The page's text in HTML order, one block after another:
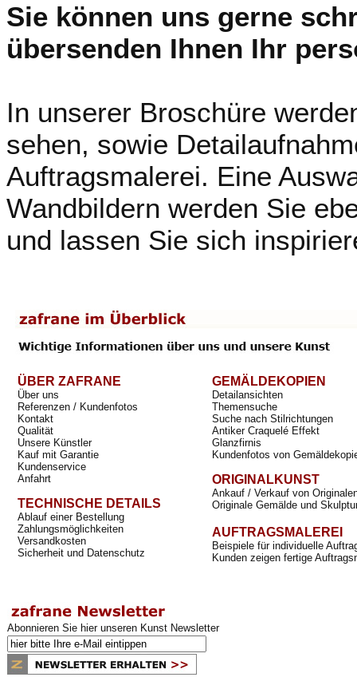
Sie können uns gerne
übersenden Ihnen Ihr
In unserer Broschüre
sehen, sowie
Auftragsmalerei. Eine
Wandbildern werden Sie
und lassen Sie sich
ÜBER ZAFRANE
Über uns
Referenzen / Kundenfotos
Kontakt
Qualität
Unsere Künstler
Kauf mit Garantie
Kundenservice
Anfahrt
TECHNISCHE DETAILS
Ablauf einer Bestellung
Zahlungsmöglichkeiten
Versandkosten
Sicherheit und Datenschutz
GEMÄLDEKOPIEN
Detailansichten
Themensuche
Suche nach Stilrichtungen
Antiker Craquelé Effekt
Glanzfirnis
Kundenfotos von
ORIGINALKUNST
Ankauf / Verkauf von
Originale Gemälde und
AUFTRAGSMALEREI
Beispiele für individuelle
Kunden zeigen fertige
Abonnieren Sie hier unseren Kunst Newsletter